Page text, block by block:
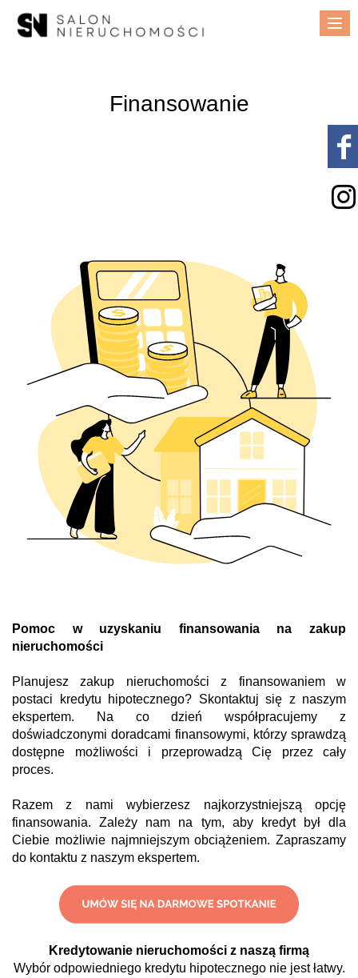
Finansowanie
Pomoc w uzyskaniu finansowania na zakup
nieruchomości
Planujesz zakup nieruchomości z finansowaniem w
postaci kredytu hipotecznego? Skontaktuj się z naszym
ekspertem. Na co dzień współpracujemy z
doświadczonymi doradcami finansowymi, którzy sprawdzą
dostępne możliwości i przeprowadzą Cię przez cały
proces.
Razem z nami wybierzesz najkorzystniejszą opcję
finansowania. Zależy nam na tym, aby kredyt był dla
Ciebie możliwie najmniejszym obciążeniem. Zapraszamy
do kontaktu z naszym ekspertem.
Kredytowanie nieruchomości z naszą firmą
Wybór odpowiedniego kredytu hipotecznego nie jest łatwy.